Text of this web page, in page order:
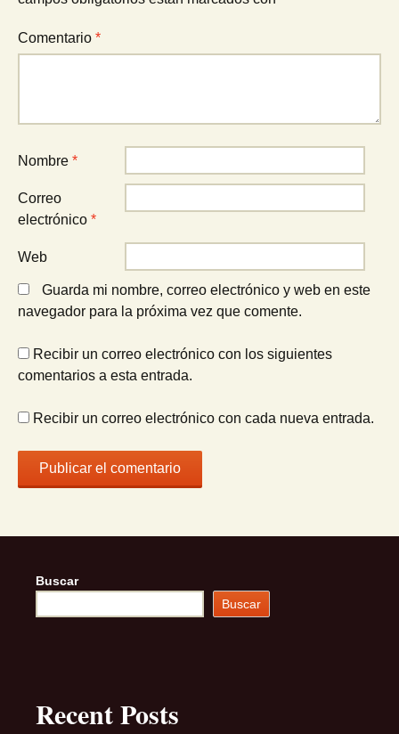
Comentario *
Nombre *
Correo
electrónico *
Web
Guarda mi nombre, correo electrónico y web en este
navegador para la próxima vez que comente.
Recibir un correo electrónico con los siguientes
comentarios a esta entrada.
Recibir un correo electrónico con cada nueva entrada.
Buscar
Buscar
Recent Posts